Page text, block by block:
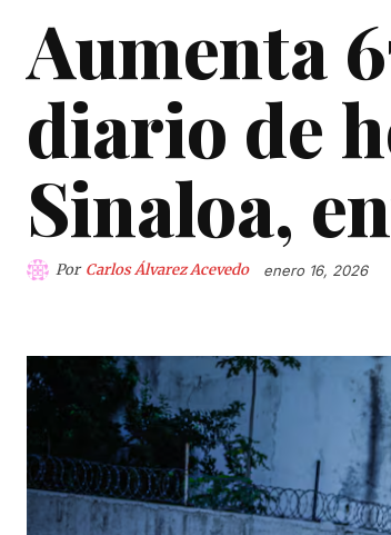
Aumenta
diario de
Sinaloa,
Por Carlos Álvarez Acevedo enero 16, 2026